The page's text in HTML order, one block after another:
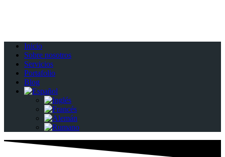
Inicio
Sobre nosotros
Servicios
Portafolio
Blog